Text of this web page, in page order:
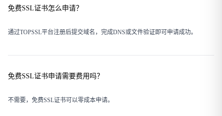
免费SSL证书怎么申请？
通过TOPSSL平台注册后提交域名，完成DNS或文件验证即可申请成功。
免费SSL证书申请需要费用吗？
不需要，免费SSL证书可以零成本申请。